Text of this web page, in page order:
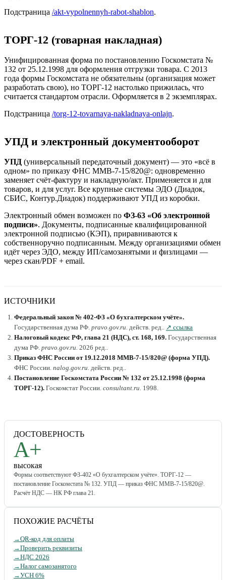
Подстраница /akt-vypolnennyh-rabot-shablon.
ТОРГ-12 (товарная накладная)
Унифицированная форма по постановлению Госкомстата №
132 от 25.12.1998 для оформления отгрузки товара. С 2013
года формы Госкомстата не обязательны (организация может
разработать свою), но ТОРГ-12 настолько прижилась, что
считается стандартом отрасли. Оформляется в 2 экземплярах.
Подстраница /torg-12-tovarnaya-nakladnaya-onlajn.
УПД и электронный документооборот
УПД (универсальный передаточный документ) — это «всё в
одном» по приказу ФНС ММВ-7-15/820@: одновременно
заменяет счёт-фактуру и накладную/акт. Применяется и для
товаров, и для услуг. Все крупные системы ЭДО (Диадок,
СБИС, Контур.Диадок) поддерживают УПД из коробки.
Электронный обмен возможен по ФЗ-63 «Об электронной
подписи». Документы, подписанные квалифицированной
электронной подписью (КЭП), приравниваются к
собственноручно подписанным. Между организациями обмен
идёт через ЭДО, между ИП/самозанятыми и физлицами —
через скан/PDF + email.
ИСТОЧНИКИ
Федеральный закон № 402-ФЗ «О бухгалтерском учёте».
Государственная дума РФ. pravo.gov.ru. действ. ред.. ↗ ссылка
Налоговый кодекс РФ, глава 21 (НДС), ст. 168, 169. Государственная
дума РФ. pravo.gov.ru. 2026 ред..
Приказ ФНС России от 19.12.2018 ММВ-7-15/820@ (форма УПД).
ФНС России. nalog.gov.ru. действ. ред..
Постановление Госкомстата России № 132 от 25.12.1998 (форма
ТОРГ-12). Госкомстат России. consultant.ru. 1998.
ДОСТОВЕРНОСТЬ
A+
высокая
Формы соответствуют ФЗ-402 «О бухгалтерском учёте». ТОРГ-12 —
постановление Госкомстата № 132. УПД — приказ ФНС ММВ-7-15/820@.
Расчёт НДС — НК РФ глава 21.
ПОХОЖИЕ РАСЧЁТЫ
→QR-код для оплаты
→Проверить реквизиты
→НДС 2026
→Налог самозанятого
→УСН 6%